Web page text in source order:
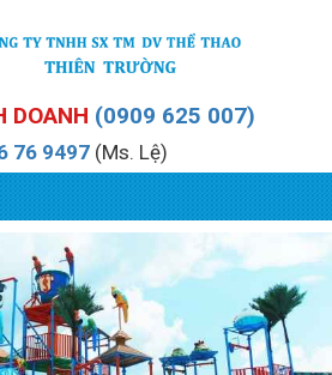
DOANH (0909 625 007)
76 9497(Ms. Lệ)